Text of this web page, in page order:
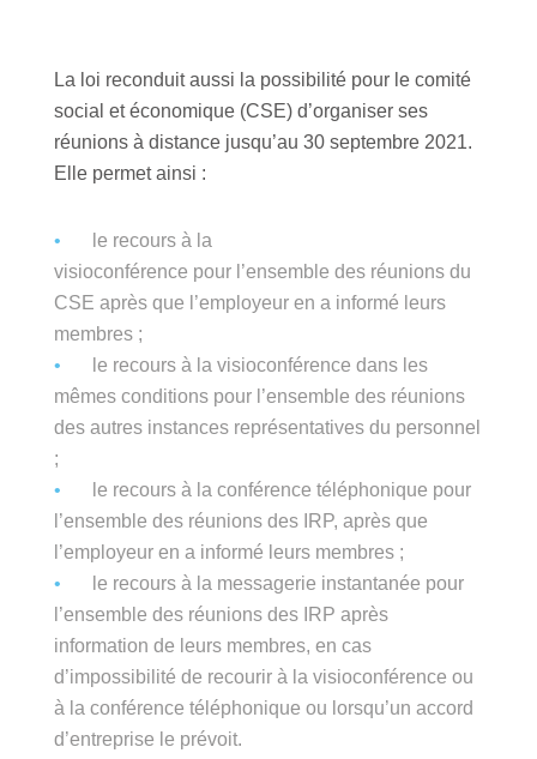
La loi reconduit aussi la possibilité pour le comité
social et économique (CSE) d’organiser ses
réunions à distance jusqu’au 30 septembre 2021.
Elle permet ainsi :
le recours à la
visioconférence pour l’ensemble des réunions du
CSE après que l’employeur en a informé leurs
membres ;
le recours à la visioconférence dans les
mêmes conditions pour l’ensemble des réunions
des autres instances représentatives du personnel
;
le recours à la conférence téléphonique pour
l’ensemble des réunions des IRP, après que
l’employeur en a informé leurs membres ;
le recours à la messagerie instantanée pour
l’ensemble des réunions des IRP après
information de leurs membres, en cas
d’impossibilité de recourir à la visioconférence ou
à la conférence téléphonique ou lorsqu’un accord
d’entreprise le prévoit.